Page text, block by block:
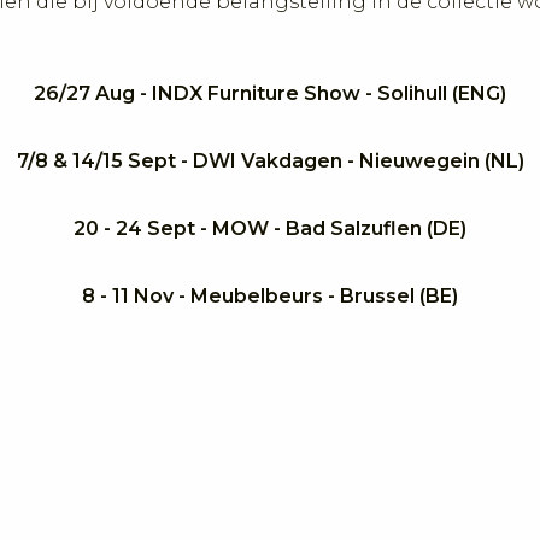
26/27 Aug - INDX Furniture Show - Solihull (ENG)
7/8 & 14/15 Sept - DWI Vakdagen - Nieuwegein (NL)
20 - 24 Sept - MOW - Bad Salzuflen (DE)
8 - 11 Nov - Meubelbeurs - Brussel (BE)